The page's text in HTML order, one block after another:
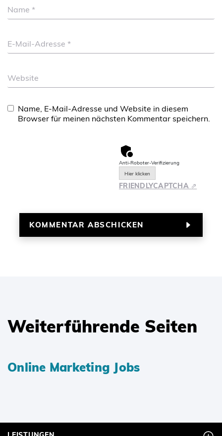
Name *
E-Mail-Adresse *
Website
Name, E-Mail-Adresse und Website in diesem
Browser für meinen nächsten Kommentar speichern.
Anti-Roboter-Verifizierung
Hier klicken
FRIENDLYCAPTCHA ⇗
Weiterführende Seiten
Online Marketing Jobs